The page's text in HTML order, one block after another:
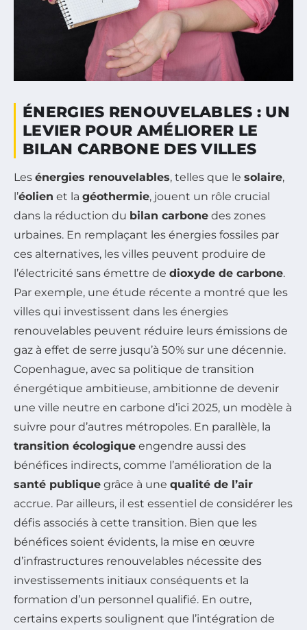
ÉNERGIES RENOUVELABLES : UN
LEVIER POUR AMÉLIORER LE
BILAN CARBONE DES VILLES
Les énergies renouvelables, telles que le solaire,
l’éolien et la géothermie, jouent un rôle crucial
dans la réduction du bilan carbone des zones
urbaines. En remplaçant les énergies fossiles par
ces alternatives, les villes peuvent produire de
l’électricité sans émettre de dioxyde de carbone.
Par exemple, une étude récente a montré que les
villes qui investissent dans les énergies
renouvelables peuvent réduire leurs émissions de
gaz à effet de serre jusqu’à 50% sur une décennie.
Copenhague, avec sa politique de transition
énergétique ambitieuse, ambitionne de devenir
une ville neutre en carbone d’ici 2025, un modèle à
suivre pour d’autres métropoles. En parallèle, la
transition écologique engendre aussi des
bénéfices indirects, comme l’amélioration de la
santé publique grâce à une qualité de l’air
accrue. Par ailleurs, il est essentiel de considérer les
défis associés à cette transition. Bien que les
bénéfices soient évidents, la mise en œuvre
d’infrastructures renouvelables nécessite des
investissements initiaux conséquents et la
formation d’un personnel qualifié. En outre,
certains experts soulignent que l’intégration de